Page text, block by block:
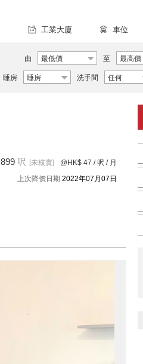
工業大廈 車位
由 最低價 至 最高價
睡房 睡房 洗手間 任何
899 呎 [未核實] @HK$ 47 / 呎 / 月
上次降價日期 2022年07月07日